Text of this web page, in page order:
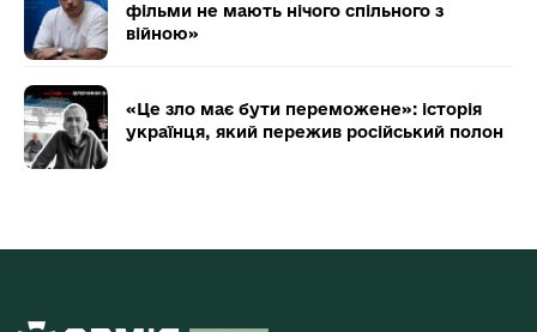
фільми не мають нічого спільного з
війною»
«Це зло має бути переможене»: історія
українця, який пережив російський полон